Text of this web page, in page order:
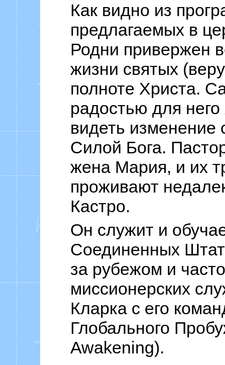
Как видно из
предлагаемых в
Родни привержен
жизни святых
полноте Христа.
радостью для
видеть изменение
Силой Бога.
жена Мария, и их
проживают
Кастро.
Он служит и
Соединенных
за рубежом и
миссионерских
Кларка с его
Глобального
Awakening).